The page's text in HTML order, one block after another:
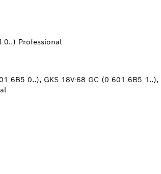
0..) Professional
6B5 0..), GKS 18V-68 GC (0 601 6B5 1..),